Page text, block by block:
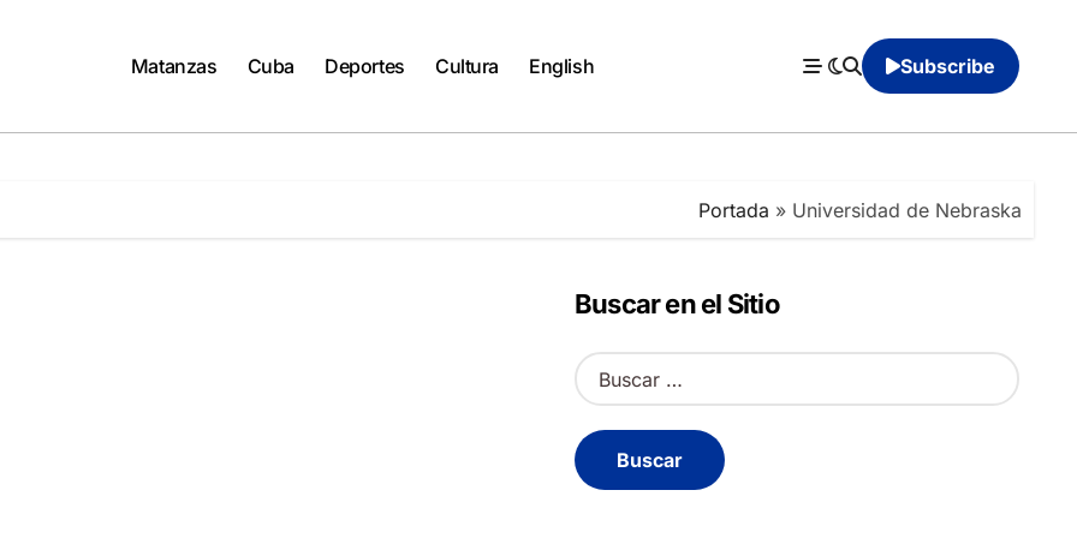
Matanzas Cuba Deportes Cultura English Subscribe
Portada » Universidad de Nebraska
Buscar en el Sitio
B
u
c
a